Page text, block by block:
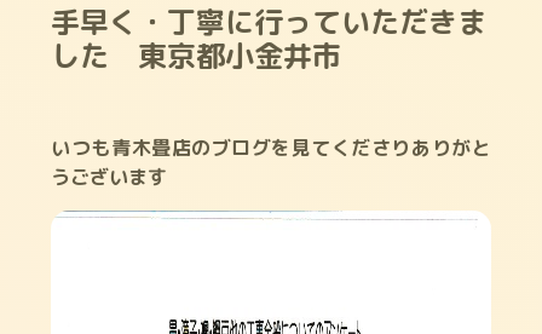
手早く・丁寧に行っていただきま
した 東京都小金井市
いつも青木畳店のブログを見てくださりありがと
うございます